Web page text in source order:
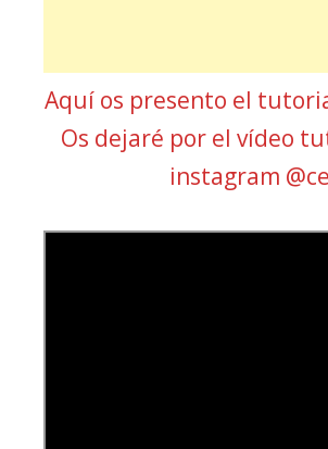
Aquí os presento el
Os dejaré por el vídeo
instagram